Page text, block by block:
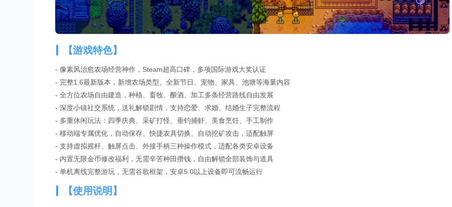
【游戏特色】
- 像素风治愈农场经营神作，Steam超高口碑，多项国际游戏大奖认证
- 完整1.6最新版本，新增农场类型、全新节日、宠物、家具、池塘等海量内容
- 全方位农场自由建造，种植、畜牧、酿酒、加工多条经营路线自由发展
- 深度小镇社交系统，送礼解锁剧情，支持恋爱、求婚、结婚生子完整流程
- 多重休闲玩法：四季庆典、采矿打怪、垂钓捕虾、美食烹饪、手工制作
- 移动端专属优化，自动保存、快捷农具切换、自动挖矿攻击，适配触屏
- 支持虚拟摇杆、触屏点击、外接手柄三种操作模式，适配各类安卓设备
- 内置无限金币修改福利，无需辛苦种田攒钱，自由解锁全部装饰与道具
- 单机离线完整游玩，无需谷歌框架，安卓5.0以上设备即可流畅运行
【使用说明】